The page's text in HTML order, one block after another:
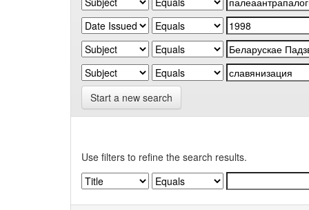
Start a new search
Use filters to refine the search results.